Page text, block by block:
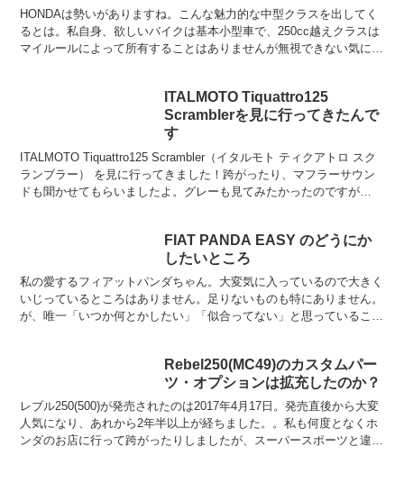
HONDAは勢いがありますね。こんな魅力的な中型クラスを出してく
るとは。私自身、欲しいバイクは基本小型車で、250cc越えクラスは
マイルールによって所有することはありませんが無視できない気にな
ITALMOTO Tiquattro125
Scramblerを見に行ってきたんで
す
ITALMOTO Tiquattro125 Scrambler（イタルモト ティクアトロ スク
ランブラー） を見に行ってきました！跨がったり、マフラーサウン
ドも聞かせてもらいましたよ。グレーも見てみたかったのですが
FIAT PANDA EASY のどうにか
したいところ
私の愛するフィアットパンダちゃん。大変気に入っているので大きく
いじっているところはありません。足りないものも特にありません。
が、唯一「いつか何とかしたい」「似合ってない」と思っていること
Rebel250(MC49)のカスタムパー
ツ・オプションは拡充したのか？
レブル250(500)が発売されたのは2017年4月17日。発売直後から大変
人気になり、あれから2年半以上が経ちました。。私も何度となくホ
ンダのお店に行って跨がったりしましたが、スーパースポーツと違っ